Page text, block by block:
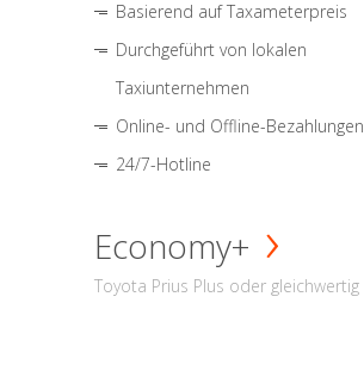
Basierend auf Taxameterpreis
Durchgeführt von lokalen
Taxiunternehmen
Online- und Offline-Bezahlungen
24/7-Hotline
Economy+
Toyota Prius Plus oder gleichwertig